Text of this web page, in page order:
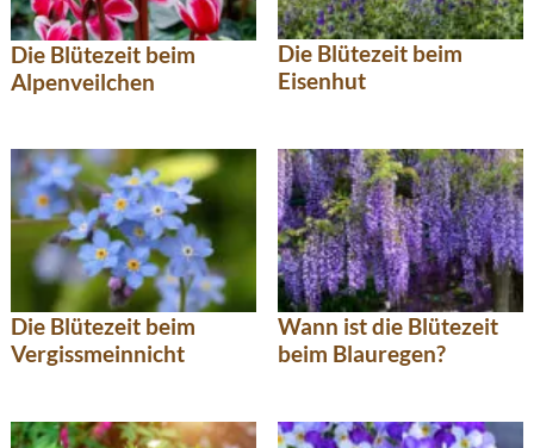
Die Blütezeit beim
Alpenveilchen
Die Blütezeit beim
Eisenhut
Die Blütezeit beim
Vergissmeinnicht
Wann ist die Blütezeit
beim Blauregen?